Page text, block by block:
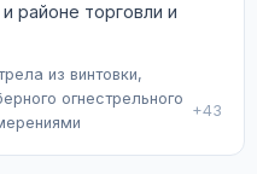
районе торговли и
из винтовки,
огнестрельного
+43